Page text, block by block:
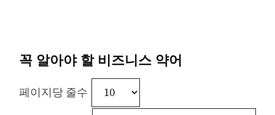
꼭 알아야 할 비즈니스 약어
페이지당 줄수